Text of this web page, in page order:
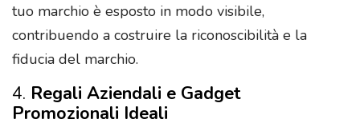
tuo marchio è esposto in modo visibile,
contribuendo a costruire la riconoscibilità e la
fiducia del marchio.
4. Regali Aziendali e Gadget
Promozionali Ideali